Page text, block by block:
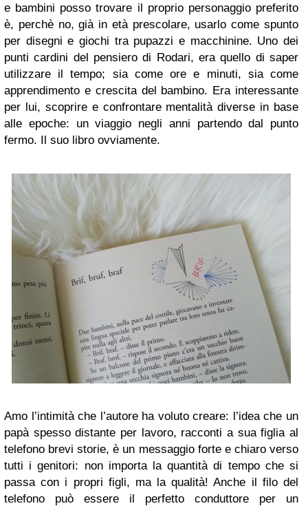
e bambini posso trovare il proprio personaggio preferito
è, perchè no, già in età prescolare, usarlo come spunto
per disegni e giochi tra pupazzi e macchinine. Uno dei
punti cardini del pensiero di Rodari, era quello di saper
utilizzare il tempo; sia come ore e minuti, sia come
apprendimento e crescita del bambino. Era interessante
per lui, scoprire e confrontare mentalità diverse in base
alle epoche: un viaggio negli anni partendo dal punto
fermo. Il suo libro ovviamente.
Amo l’intimità che l’autore ha voluto creare: l’idea che un
papà spesso distante per lavoro, racconti a sua figlia al
telefono brevi storie, è un messaggio forte e chiaro verso
tutti i genitori: non importa la quantità di tempo che si
passa con i propri figli, ma la qualità! Anche il filo del
telefono può essere il perfetto conduttore per un